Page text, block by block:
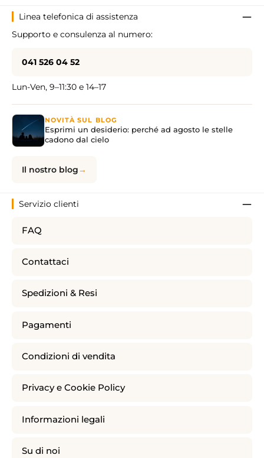
Linea telefonica di assistenza
Supporto e consulenza al numero:
041 526 04 52
Lun-Ven, 9–11:30 e 14–17
NOVITÀ SUL BLOG
Esprimi un desiderio: perché ad agosto le stelle
cadono dal cielo
Il nostro blog
Servizio clienti
FAQ
Contattaci
Spedizioni & Resi
Pagamenti
Condizioni di vendita
Privacy e Cookie Policy
Informazioni legali
Su di noi